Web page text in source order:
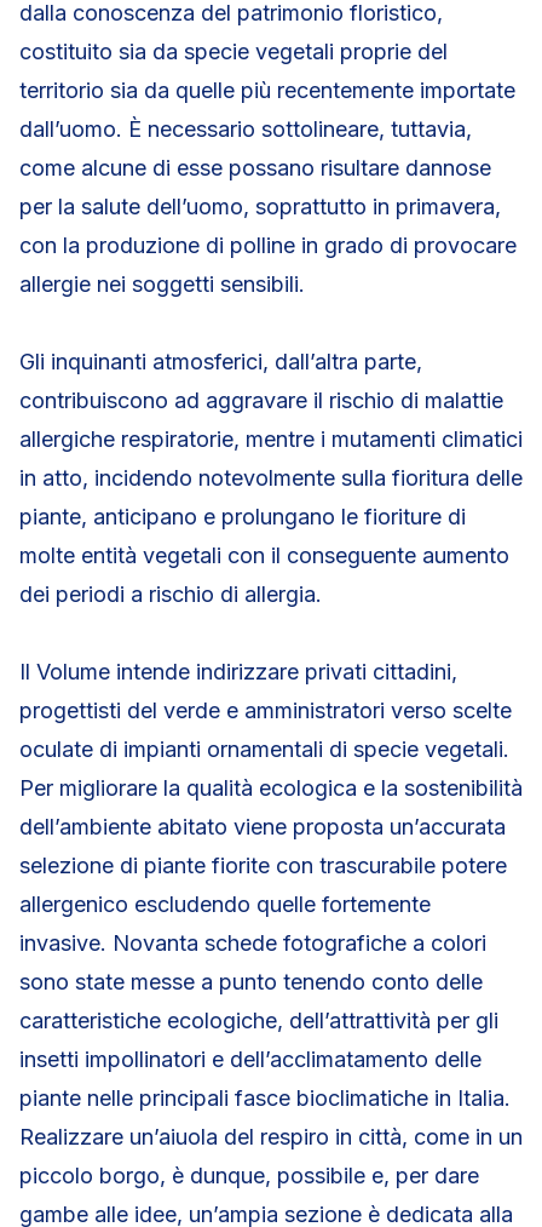
dalla conoscenza del patrimonio floristico,
costituito sia da specie vegetali proprie del
territorio sia da quelle più recentemente importate
dall’uomo. È necessario sottolineare, tuttavia,
come alcune di esse possano risultare dannose
per la salute dell’uomo, soprattutto in primavera,
con la produzione di polline in grado di provocare
allergie nei soggetti sensibili.
Gli inquinanti atmosferici, dall’altra parte,
contribuiscono ad aggravare il rischio di malattie
allergiche respiratorie, mentre i mutamenti climatici
in atto, incidendo notevolmente sulla fioritura delle
piante, anticipano e prolungano le fioriture di
molte entità vegetali con il conseguente aumento
dei periodi a rischio di allergia.
Il Volume intende indirizzare privati cittadini,
progettisti del verde e amministratori verso scelte
oculate di impianti ornamentali di specie vegetali.
Per migliorare la qualità ecologica e la sostenibilità
dell’ambiente abitato viene proposta un’accurata
selezione di piante fiorite con trascurabile potere
allergenico escludendo quelle fortemente
invasive. Novanta schede fotografiche a colori
sono state messe a punto tenendo conto delle
caratteristiche ecologiche, dell’attrattività per gli
insetti impollinatori e dell’acclimatamento delle
piante nelle principali fasce bioclimatiche in Italia.
Realizzare un’aiuola del respiro in città, come in un
piccolo borgo, è dunque, possibile e, per dare
gambe alle idee, un’ampia sezione è dedicata alla